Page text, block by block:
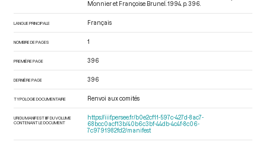
Monnier et Françoise Brunel. 1994. p. 396.
LANGUE PRINCIPALE Français
NOMBRE DE PAGES 1
PREMIÈRE PAGE 396
DERNIÈRE PAGE 396
TYPOLOGIE DOCUMENTAIRE Renvoi aux comités
URI DU MANIFEST IIIF DU VOLUME
CONTENANT LE DOCUMENT
https://iiif.persee.fr/b0e2cf11-597c-427d-8ac7-
68bcc0acf13b/40b6c3bf-44db-4c4f-8c06-
7c9791982fd2/manifest